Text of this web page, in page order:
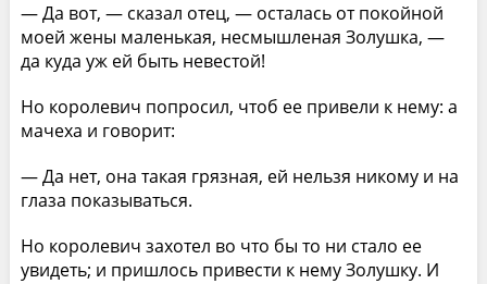
— Да вот, — сказал отец, — осталась от покойной
моей жены маленькая, несмышленая Золушка, —
да куда уж ей быть невестой!
Но королевич попросил, чтоб ее привели к нему: а
мачеха и говорит:
— Да нет, она такая грязная, ей нельзя никому и на
глаза показываться.
Но королевич захотел во что бы то ни стало ее
увидеть; и пришлось привести к нему Золушку. И